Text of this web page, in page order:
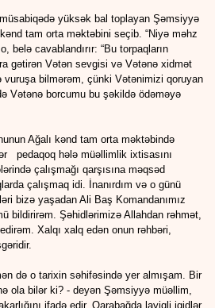
yüksək bal toplayan Şəmsiyyə
tam orta məktəbini seçib. “Niyə məhz
belə cavablandırır: “Bu torpaqların
gətirən Vətən sevgisi və Vətənə xidmət
vuruşa bilmərəm, çünki Vətənimizi qoruyan
Vətənə borcumu bu şəkildə ödəməyə
Ağalı kənd tam orta məktəbində
pedaqoq hələ müəllimlik ixtisasını
çalışmağı qarşısına məqsəd
çalışmaq idi. İnanırdım və o günü
bizə yaşadan Ali Baş Komandanımız
bildirirəm. Şəhidlərimizə Allahdan rəhmət,
Xalqı xalq edən onun rəhbəri,
də o tarixin səhifəsində yer almışam. Bir
ola bilər ki? - deyən Şəmsiyyə müəllim,
ifadə edir. Qarabağda layiqli igidlər